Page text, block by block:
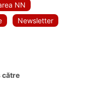
NN
Newsletter
către